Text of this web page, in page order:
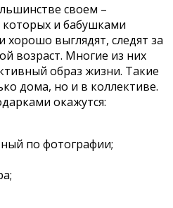
своем –
и бабушками
выглядят, следят за
возраст. Многие из них
образ жизни. Такие
дома, но и в коллективе.
окажутся:
по фотографии;